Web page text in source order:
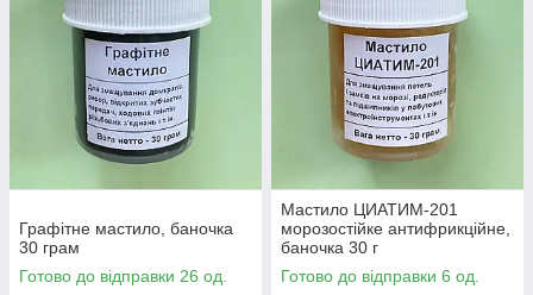
Графітне мастило, баночка
30 грам
Готово до відправки 26 од.
Мастило ЦИАТИМ-201
морозостійке антифрикційне,
баночка 30 г
Готово до відправки 6 од.